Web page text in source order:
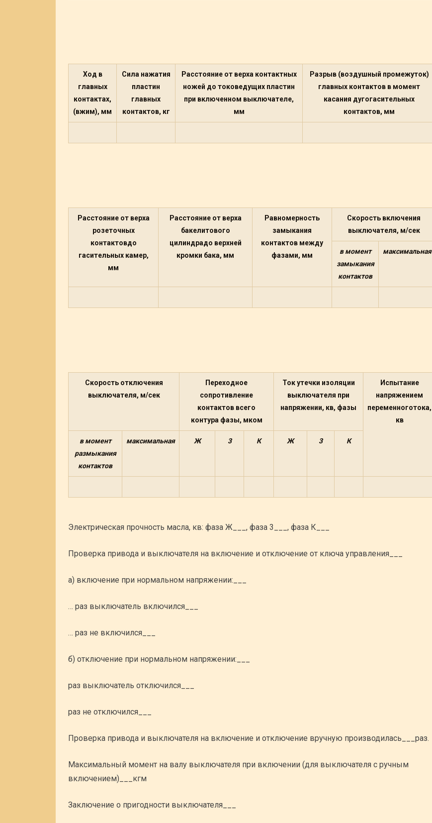
Ход в
главных
контактах,
(вжим), мм
Сила нажатия
пластин
главных
контактов, кг
Расстояние от верха контактных
ножей до токоведущих пластин
при включенном выключателе,
мм
Разрыв (воздушный промежуток)
главных контактов в момент
касания дугогасительных
контактов, мм
Расстояние от верха
розеточных
контактовдо
гасительных камер,
мм
Расстояние от верха
бакелитового
цилиндрадо верхней
кромки бака, мм
Равномерность
замыкания
контактов между
фазами, мм
Скорость включения
выключателя, м/сек
в момент
замыкания
контактов
максимальная
Скорость отключения
выключателя, м/сек
Переходное
сопротивление
контактов всего
контура фазы, мком
Ток утечки изоляции
выключателя при
напряжении, кв, фазы
Испытание
напряжением
переменноготока,
кв
в момент
размыкания
контактов
максимальная Ж 3 К Ж 3 К
Электрическая прочность масла, кв: фаза Ж___, фаза 3___, фаза К___
Проверка привода и выключателя на включение и отключение от ключа управления___
а) включение при нормальном напряжении:___
… раз выключатель включился___
… раз не включился___
б) отключение при нормальном напряжении:___
раз выключатель отключился___
раз не отключился___
Проверка привода и выключателя на включение и отключение вручную производилась___раз.
Максимальный момент на валу выключателя при включении (для выключателя с ручным
включением)___кгм
Заключение о пригодности выключателя___